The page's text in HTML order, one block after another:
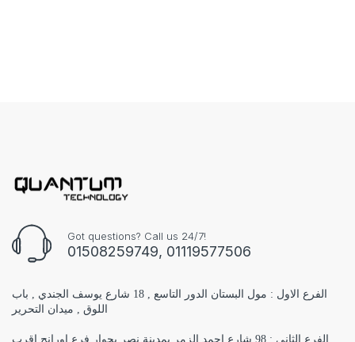
Got questions? Call us 24/7!
01508259749, 01119577506
الفرع الاول : مول البستان الدور التاسع , 18 شارع يوسف الجندي , باب
اللوق , ميدان التحرير
الفرع الثاني : 98 شارع احمد الزمر بمدينة نصر بجوار فرع اورانج اقرب